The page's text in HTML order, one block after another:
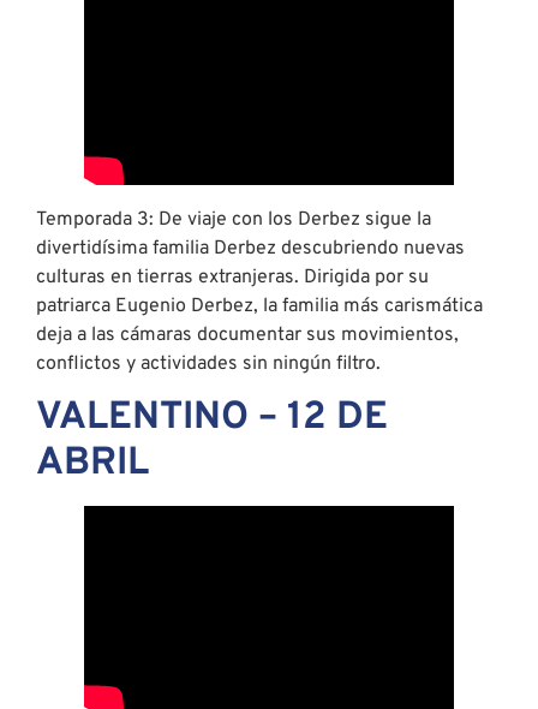
Temporada 3: De viaje con los Derbez sigue la
divertidísima familia Derbez descubriendo nuevas
culturas en tierras extranjeras. Dirigida por su
patriarca Eugenio Derbez, la familia más carismática
deja a las cámaras documentar sus movimientos,
conflictos y actividades sin ningún filtro.
VALENTINO – 12 DE
ABRIL